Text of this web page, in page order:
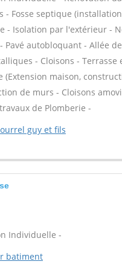
- Fosse septique
- Isolation par l'extérieur -
Pavé autobloquant - Allée
- Cloisons -
(Extension maison,
de murs - Cloisons
de Plomberie -
guy et fils
Individuelle -
batiment